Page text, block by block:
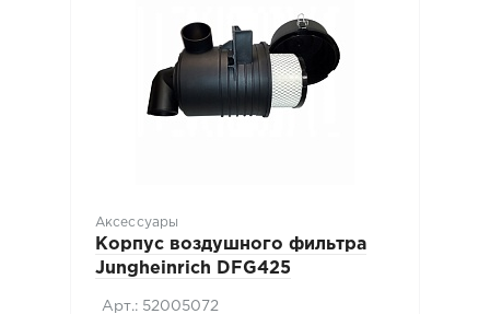
Аксессуары
Корпус воздушного фильтра
Jungheinrich DFG425
Арт.: 52005072